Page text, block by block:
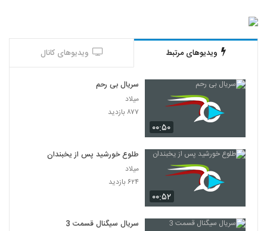
ویدیوهای مرتبط ویدیوهای کانال
۰۰:۵۰
سریال بی رحم
میلاد
۸۷۷ بازدید
۰۰:۵۲
طلوع خورشید پس از یخبندان
میلاد
۶۲۴ بازدید
سریال سیگنال قسمت 3